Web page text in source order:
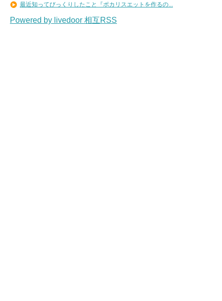
最近知ってびっくりしたこと『ポカリスエットを作るの...
Powered by livedoor 相互RSS